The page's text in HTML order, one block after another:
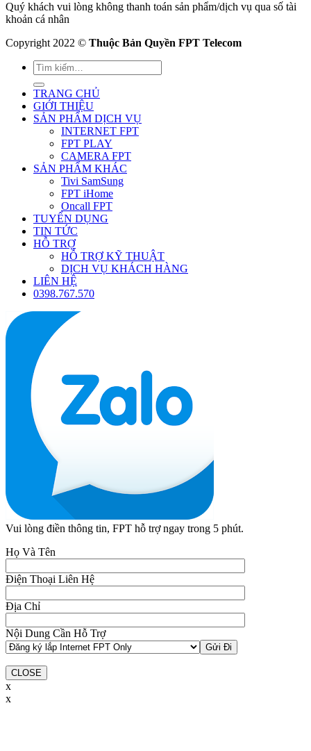
Quý khách vui lòng không thanh toán sản phẩm/dịch vụ qua số tài
khoản cá nhân
Copyright 2022 © Thuộc Bản Quyền FPT Telecom
TRANG CHỦ
GIỚI THIỆU
SẢN PHẨM DỊCH VỤ
INTERNET FPT
FPT PLAY
CAMERA FPT
SẢN PHẨM KHÁC
Tivi SamSung
FPT iHome
Oncall FPT
TUYỂN DỤNG
TIN TỨC
HỖ TRỢ
HỖ TRỢ KỸ THUẬT
DỊCH VỤ KHÁCH HÀNG
LIÊN HỆ
0398.767.570
Vui lòng điền thông tin, FPT hỗ trợ ngay trong 5 phút.
Họ Và Tên
Điện Thoại Liên Hệ
Địa Chỉ
Nội Dung Cần Hỗ Trợ
CLOSE
x
x